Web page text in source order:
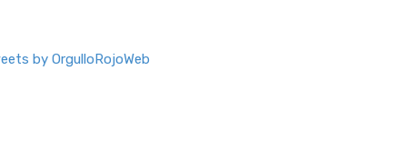
by OrgulloRojoWeb